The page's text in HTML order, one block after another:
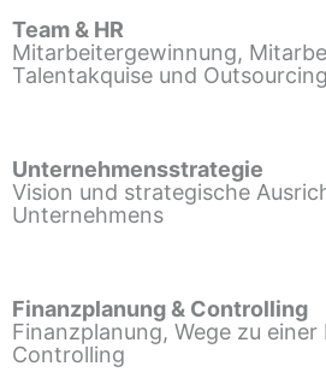
Team & HR
Mitarbeitergewinnung,
Talentakquise und Outsourcing
Unternehmensstrategie
Vision und strategische
Unternehmens
Finanzplanung & Controlling
Finanzplanung, Wege zu
Controlling